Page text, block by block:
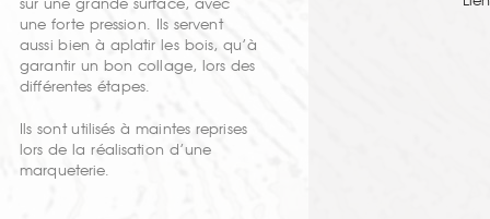
une forte pression. Ils servent
aussi bien à aplatir les bois, qu’à
garantir un bon collage, lors des
différentes étapes.
Ils sont utilisés à maintes reprises
lors de la réalisation d’une
marqueterie.